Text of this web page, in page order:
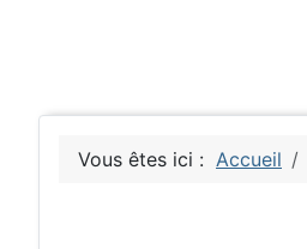
Vous êtes ici : Accueil